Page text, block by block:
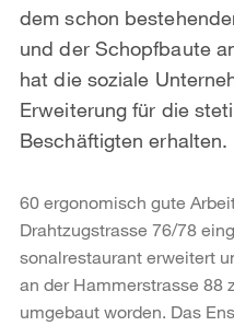
dem schon
und der Schopfbaute
hat die soziale
Erweiterung für die
Beschäftigten erhalten.
60 ergonomisch gute
Drahtzugstrasse 76/78
sonalrestaurant erweitert
an der Hammerstrasse 88
umgebaut worden. Das